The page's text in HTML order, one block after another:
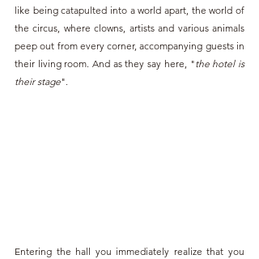
like being catapulted into a world apart, the world of
the circus, where clowns, artists and various animals
peep out from every corner, accompanying guests in
their living room. And as they say here, "the hotel is
their stage".
Entering the hall you immediately realize that you